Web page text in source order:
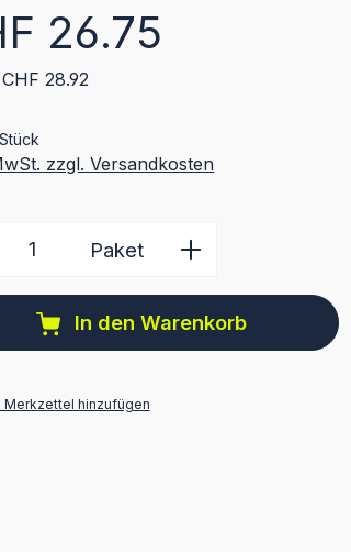
Preis:26.75
28.92
zzgl. Versandkosten
Anzahl: Gib den
Paket
In den Warenkorb
Merkzettel hinzufügen